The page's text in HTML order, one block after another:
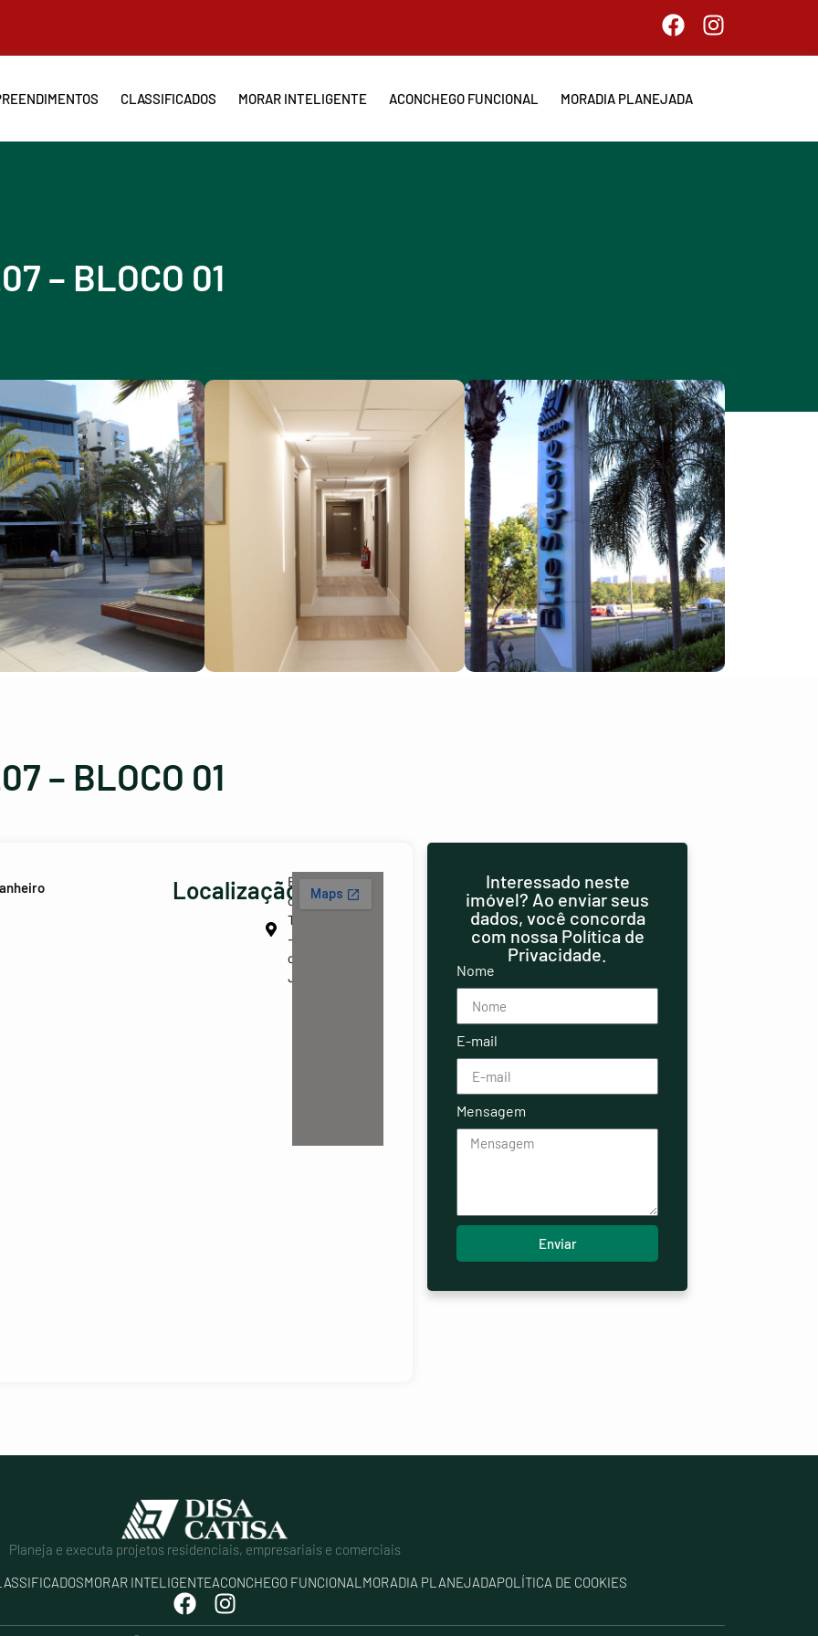
CLASSIFICADOS MORAR INTELIGENTE ACONCHEGO FUNCIONAL MORADIA PLANEJADA
– BLOCO 01
– BLOCO 01
LocalizaçãoBarra
da
Tijuca
- Rio
de
Janeiro
Interessado neste
imóvel? Ao enviar seus
dados, você concorda
com nossa Política de
Privacidade.
Nome
E-mail
Mensagem
Enviar
Planeja e executa projetos residenciais, empresariais e comerciais
MORAR INTELIGENTEACONCHEGO FUNCIONAL MORADIA PLANEJADAPOLÍTICA DE COOKIES